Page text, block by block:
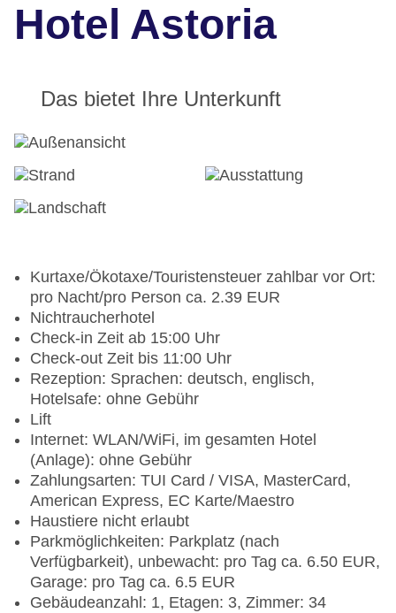
Hotel Astoria
Das bietet Ihre Unterkunft
Kurtaxe/Ökotaxe/Touristensteuer zahlbar vor Ort:
pro Nacht/pro Person ca. 2.39 EUR
Nichtraucherhotel
Check-in Zeit ab 15:00 Uhr
Check-out Zeit bis 11:00 Uhr
Rezeption: Sprachen: deutsch, englisch,
Hotelsafe: ohne Gebühr
Lift
Internet: WLAN/WiFi, im gesamten Hotel
(Anlage): ohne Gebühr
Zahlungsarten: TUI Card / VISA, MasterCard,
American Express, EC Karte/Maestro
Haustiere nicht erlaubt
Parkmöglichkeiten: Parkplatz (nach
Verfügbarkeit), unbewacht: pro Tag ca. 6.50 EUR,
Garage: pro Tag ca. 6.5 EUR
Gebäudeanzahl: 1, Etagen: 3, Zimmer: 34